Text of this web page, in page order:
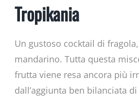
Tropikania
Un gustoso cocktail di
mandarino. Tutta questa
frutta viene resa ancora più
dall’aggiunta ben bilanciata